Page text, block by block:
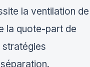
la ventilation de
la quote-part de
stratégies